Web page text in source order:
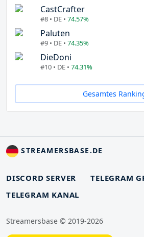
CastCrafter
#8 • DE • 74.57%
Paluten
#9 • DE • 74.35%
DieDoni
#10 • DE • 74.31%
Gesamtes
STREAMERSBASE.DE
DISCORD SERVER
TELEGRAM
TELEGRAM KANAL
Streamersbase © 2019-2026